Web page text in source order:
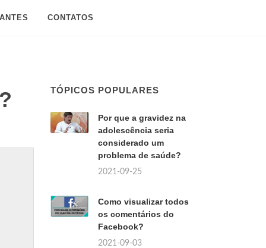
CONTATOS
TÓPICOS POPULARES
Por que a gravidez na
adolescência seria
considerado um
problema de saúde?
2021-09-25
Como visualizar todos
os comentários do
Facebook?
2021-09-03